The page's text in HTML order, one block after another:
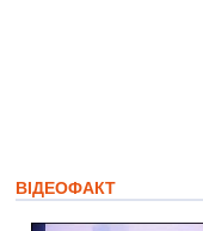
ВІДЕОФАКТ